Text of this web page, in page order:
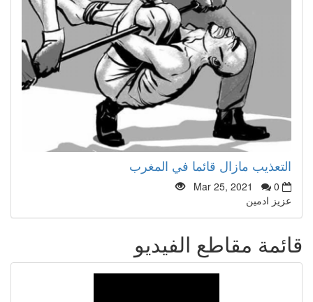
التعذيب مازال قائما في المغرب
Mar 25, 2021
0
عزيز ادمين
قائمة مقاطع الفيديو